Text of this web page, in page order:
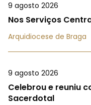
9 agosto 2026
Nos Serviços
Arquidiocese de Braga
9 agosto 2026
Celebrou e reuniu
Sacerdotal